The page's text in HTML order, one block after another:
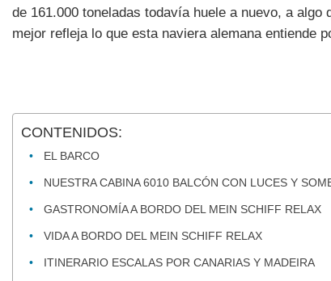
de 161.000 toneladas todavía huele a nuevo, a
mejor refleja lo que esta naviera alemana entiende
CONTENIDOS:
EL BARCO
NUESTRA CABINA 6010 BALCÓN CON LUCES Y
GASTRONOMÍA A BORDO DEL MEIN SCHIFF RELAX
VIDA A BORDO DEL MEIN SCHIFF RELAX
ITINERARIO ESCALAS POR CANARIAS Y MADEIRA